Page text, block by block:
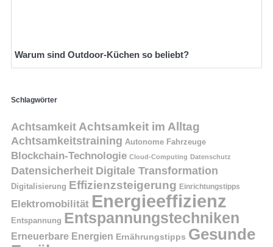
Warum sind Outdoor-Küchen so beliebt?
Schlagwörter
AchtsamkeitAchtsamkeit im Alltag
Achtsamkeitstraining Autonome Fahrzeuge
Blockchain-Technologie Cloud-Computing Datenschutz
Datensicherheit Digitale Transformation
Digitalisierung Effizienzsteigerung Einrichtungstipps
Elektromobilität Energieeffizienz
Entspannung Entspannungstechniken
Erneuerbare Energien Ernährungstipps Gesunde